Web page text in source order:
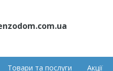
Товари та послуги Акції